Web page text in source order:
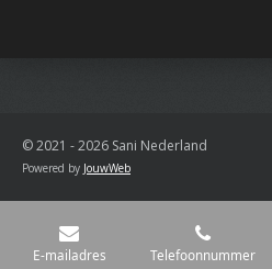
© 2021 - 2026 Sani Nederland
Powered by JouwWeb
E-mailadres Telefoonnummer